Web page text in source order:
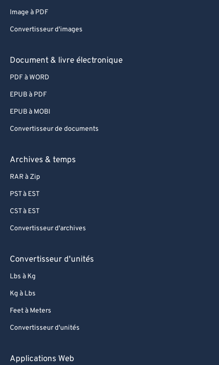
Image à PDF
Convertisseur d'images
Document & livre électronique
PDF à WORD
EPUB à PDF
EPUB à MOBI
Convertisseur de documents
Archives & temps
RAR à Zip
PST à EST
CST à EST
Convertisseur d'archives
Convertisseur d'unités
Lbs à Kg
Kg à Lbs
Feet à Meters
Convertisseur d'unités
Applications Web